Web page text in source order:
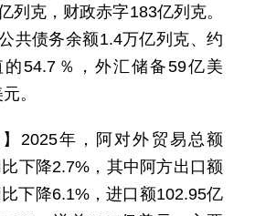
列克，财政赤字183亿列克。
共债务余额1.4万亿列克、约
54.7％，外汇储备59亿美
。
】2025年，阿对外贸易总额
下降2.7%，其中阿方出口额
下降6.1%，进口额102.95亿